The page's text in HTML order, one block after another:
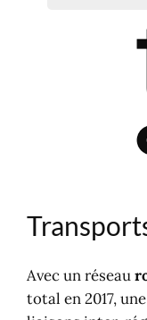
Avec un réseau
total en 2017,